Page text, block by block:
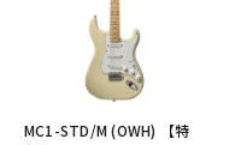
MC1-STD/M (OWH) 【特